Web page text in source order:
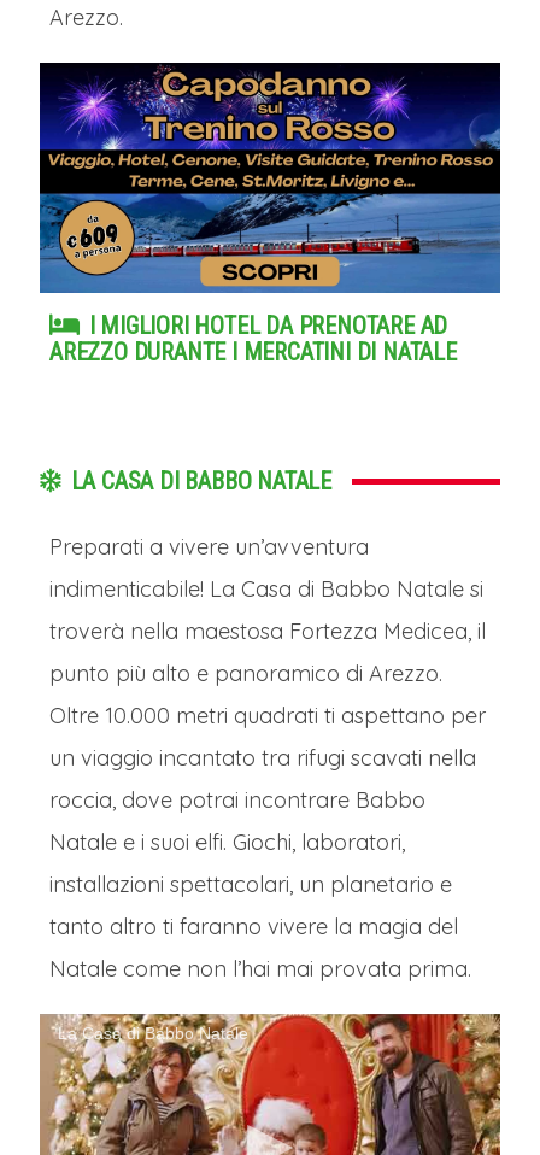
Arezzo.
I MIGLIORI HOTEL DA PRENOTARE AD
AREZZO DURANTE I MERCATINI DI NATALE
LA CASA DI BABBO NATALE
Preparati a vivere un’avventura
indimenticabile! La Casa di Babbo Natale si
troverà nella maestosa Fortezza Medicea, il
punto più alto e panoramico di Arezzo.
Oltre 10.000 metri quadrati ti aspettano per
un viaggio incantato tra rifugi scavati nella
roccia, dove potrai incontrare Babbo
Natale e i suoi elfi. Giochi, laboratori,
installazioni spettacolari, un planetario e
tanto altro ti faranno vivere la magia del
Natale come non l’hai mai provata prima.
La Casa di Babbo Natale